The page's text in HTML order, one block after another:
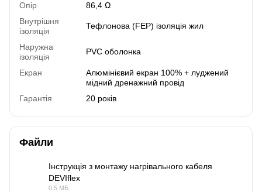
Опір
86,4 Ω
Внутрішня
ізоляція
Тефлонова (FEP) ізоляція жил
Наружна
ізоляція
PVC оболонка
Екран
Алюмінієвий екран 100% + луджений
мідний дренажний провід
Гарантія
20 років
Файли
Інструкція з монтажу нагрівального кабеля
DEVIflex
0.5 МБ